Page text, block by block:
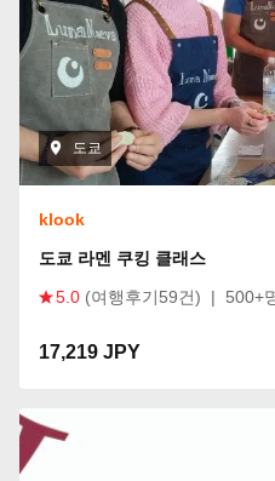
도쿄
klook
도쿄 라멘 쿠킹 클래스
5.0 (여행후기59건) | 500+
17,219 JPY